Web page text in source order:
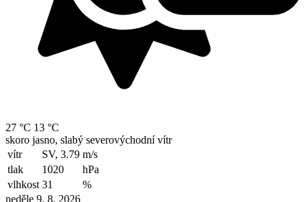
27 °C 13 °C
skoro jasno, slabý severovýchodní vítr
vítr
SV, 3.79 m/s
tlak
1020
hPa
vlhkost 31
%
neděle 9. 8. 2026